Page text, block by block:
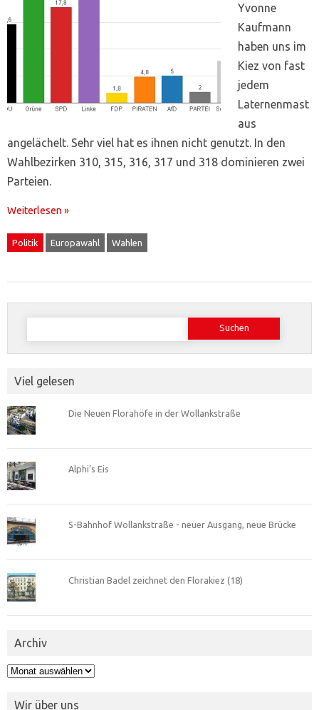
Yvonne
Kaufmann
haben uns im
Kiez von fast
jedem
Laternenmast
aus
angelächelt. Sehr viel hat es ihnen nicht genutzt. In den
Wahlbezirken 310, 315, 316, 317 und 318 dominieren zwei
Parteien.
Weiterlesen »
Politik Europawahl Wahlen
Suchen
Viel gelesen
Die Neuen Florahöfe in der Wollankstraße
Alphi’s Eis
S-Bahnhof Wollankstraße - neuer Ausgang, neue Brücke
Christian Badel zeichnet den Florakiez (18)
Archiv
Archiv
Wir über uns